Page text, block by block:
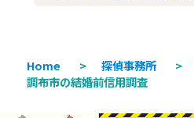
Home > 探偵事務所 >
調布市の結婚前信用調査